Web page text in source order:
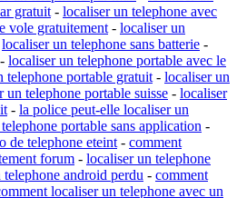
gratuit - localiser un telephone avec
vole gratuitement - localiser un
localiser un telephone sans batterie -
- localiser un telephone portable avec le
telephone portable gratuit - localiser un
un telephone portable suisse - localiser
- la police peut-elle localiser un
portable sans application -
de telephone eteint - comment
forum - localiser un telephone
android perdu - comment
localiser un telephone avec un